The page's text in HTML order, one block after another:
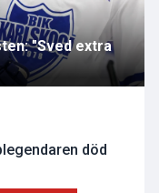
"Sved extra
död